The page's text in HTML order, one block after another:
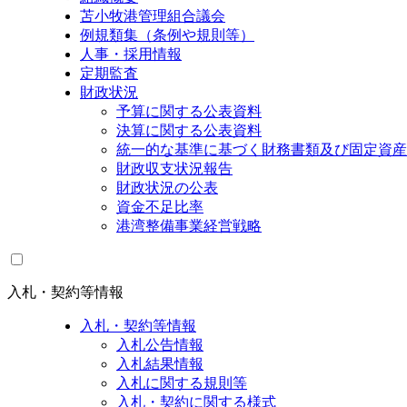
苫小牧港管理組合議会
例規類集（条例や規則等）
人事・採用情報
定期監査
財政状況
予算に関する公表資料
決算に関する公表資料
統一的な基準に基づく財務書類及び固定資
財政収支状況報告
財政状況の公表
資金不足比率
港湾整備事業経営戦略
入札・契約等情報
入札・契約等情報
入札公告情報
入札結果情報
入札に関する規則等
入札・契約に関する様式